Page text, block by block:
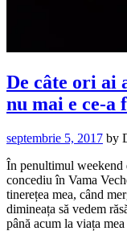
De câte ori ai
nu mai e ce-a
septembrie 5, 2017 by
În penultimul weekend
concediu în Vama
tinerețea mea, când
dimineața să vedem
până acum la viața